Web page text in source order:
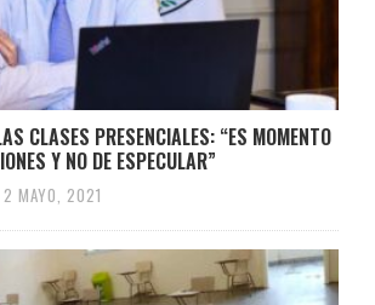
CLASES PRESENCIALES: “ES MOMENTO
Y NO DE ESPECULAR”
2 MAYO, 2021